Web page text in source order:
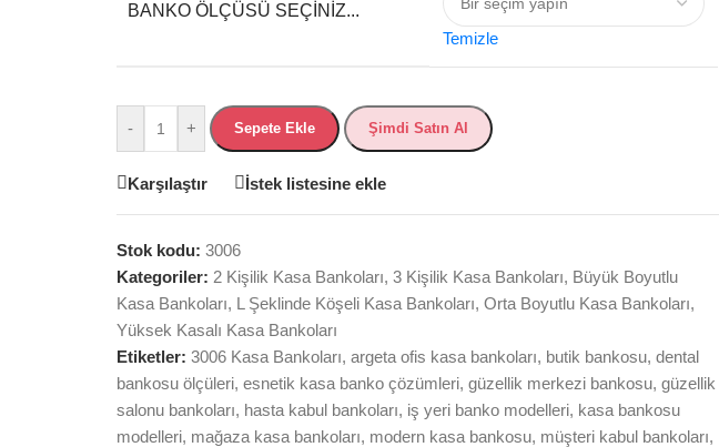
BANKO ÖLÇÜSÜ SEÇINIZ...
Temizle
- + Sepete Ekle Şimdi Satın Al
Karşılaştır İstek listesine ekle
Stok kodu:3006
Kategoriler: 2 Kişilik Kasa Bankoları, 3 Kişilik Kasa Bankoları, Büyük Boyutlu
Kasa Bankoları, L Şeklinde Köşeli Kasa Bankoları, Orta Boyutlu Kasa Bankoları,
Yüksek Kasalı Kasa Bankoları
Etiketler: 3006 Kasa Bankoları, argeta ofis kasa bankoları, butik bankosu, dental
bankosu ölçüleri, esnetik kasa banko çözümleri, güzellik merkezi bankosu, güzellik
salonu bankoları, hasta kabul bankoları, iş yeri banko modelleri, kasa bankosu
modelleri, mağaza kasa bankoları, modern kasa bankosu, müşteri kabul bankoları,